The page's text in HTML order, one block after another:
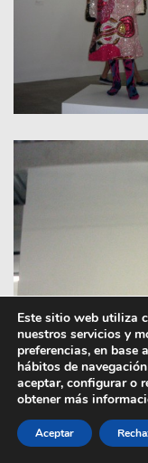
Este sitio web utiliza
nuestros servicios y
preferencias, en
hábitos de
aceptar, configurar o
obtener más
Aceptar